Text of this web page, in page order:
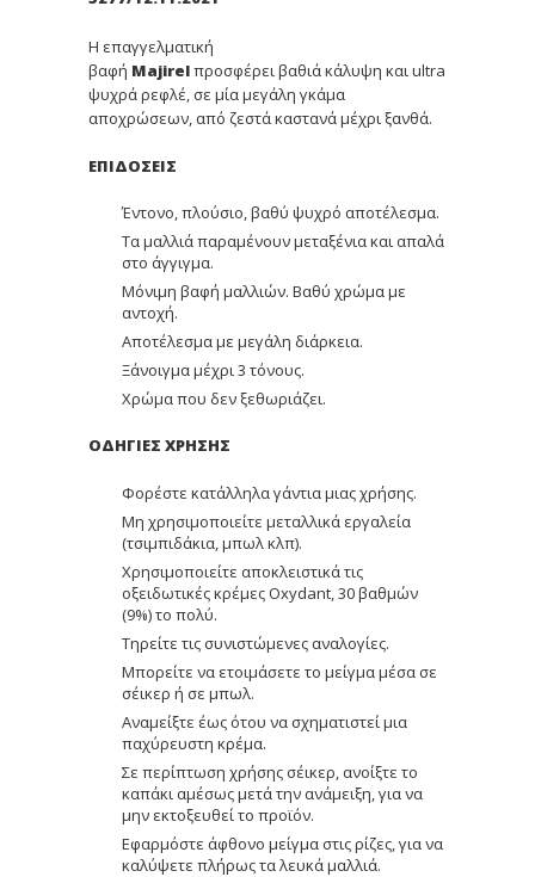
Η επαγγελματική
βαφή Majirelπροσφέρει βαθιά κάλυψη και ultra
ψυχρά ρεφλέ, σε μία μεγάλη γκάμα
αποχρώσεων, από ζεστά καστανά μέχρι ξανθά.
ΕΠΙΔΟΣΕΙΣ
Έντονο, πλούσιο, βαθύ ψυχρό αποτέλεσμα.
Τα μαλλιά παραμένουν μεταξένια και απαλά
στο άγγιγμα.
Μόνιμη βαφή μαλλιών. Βαθύ χρώμα με
αντοχή.
Αποτέλεσμα με μεγάλη διάρκεια.
Ξάνοιγμα μέχρι 3 τόνους.
Χρώμα που δεν ξεθωριάζει.
ΟΔΗΓΙΕΣ ΧΡΗΣΗΣ
Φορέστε κατάλληλα γάντια μιας χρήσης.
Μη χρησιμοποιείτε μεταλλικά εργαλεία
(τσιμπιδάκια, μπωλ κλπ).
Χρησιμοποιείτε αποκλειστικά τις
οξειδωτικές κρέμες Oxydant, 30 βαθμών
(9%) το πολύ.
Τηρείτε τις συνιστώμενες αναλογίες.
Μπορείτε να ετοιμάσετε το μείγμα μέσα σε
σέικερ ή σε μπωλ.
Αναμείξτε έως ότου να σχηματιστεί μια
παχύρευστη κρέμα.
Σε περίπτωση χρήσης σέικερ, ανοίξτε το
καπάκι αμέσως μετά την ανάμειξη, για να
μην εκτοξευθεί το προϊόν.
Εφαρμόστε άφθονο μείγμα στις ρίζες, για να
καλύψετε πλήρως τα λευκά μαλλιά.